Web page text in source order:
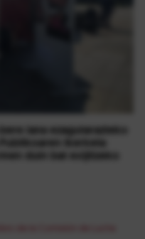
lana ezagutarazteko
ikerketa
duin bat exijitzeko